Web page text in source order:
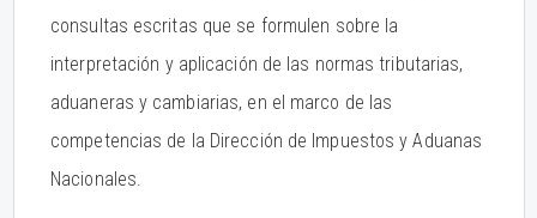
consultas escritas que se formulen sobre la
interpretación y aplicación de las normas tributarias,
aduaneras y cambiarias, en el marco de las
competencias de la Dirección de Impuestos y Aduanas
Nacionales.